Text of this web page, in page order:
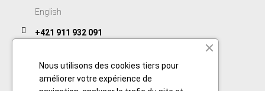
English
+421 911 932 091
Nous utilisons des cookies tiers pour
améliorer votre expérience de